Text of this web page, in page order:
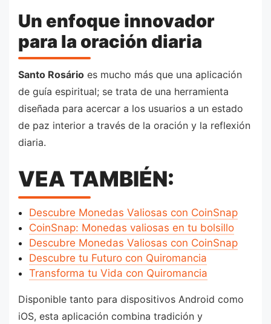
Un enfoque innovador
para la oración diaria
Santo Rosário es mucho más que una aplicación
de guía espiritual; se trata de una herramienta
diseñada para acercar a los usuarios a un estado
de paz interior a través de la oración y la reflexión
diaria.
VEA TAMBIÉN:
Descubre Monedas Valiosas con CoinSnap
CoinSnap: Monedas valiosas en tu bolsillo
Descubre Monedas Valiosas con CoinSnap
Descubre tu Futuro con Quiromancia
Transforma tu Vida con Quiromancia
Disponible tanto para dispositivos Android como
iOS, esta aplicación combina tradición y